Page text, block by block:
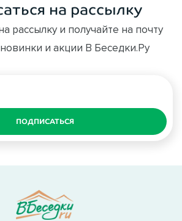
на рассылку
рассылку и получайте на почту
и акции В Беседки.Ру
ПОДПИСАТЬСЯ